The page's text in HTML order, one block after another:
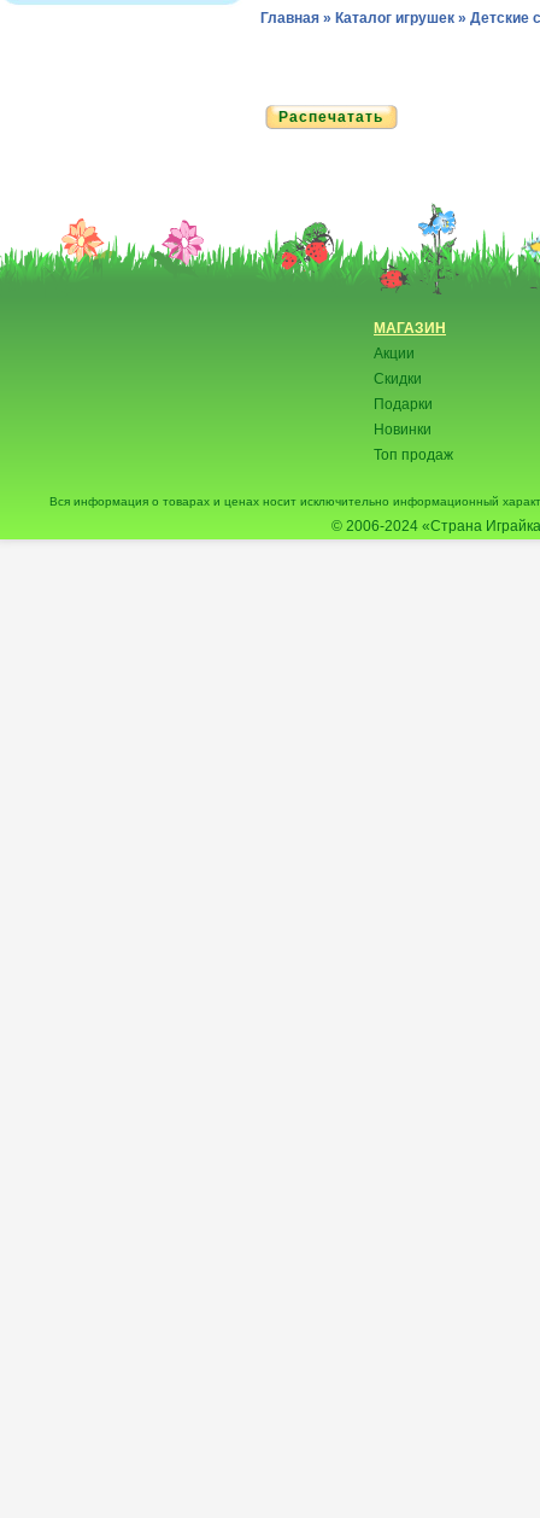
Главная » Каталог игрушек » Детские
Распечатать
МАГАЗИН
Акции
Скидки
Подарки
Новинки
Топ продаж
Вся информация о товарах и ценах носит исключительно информационный
© 2006-2024 «Страна